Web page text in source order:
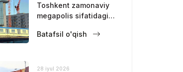
Toshkent zamonaviy
megapolis sifatidagi
mustahkamlamoqda
Batafsil o'qish
28 iyul 2026